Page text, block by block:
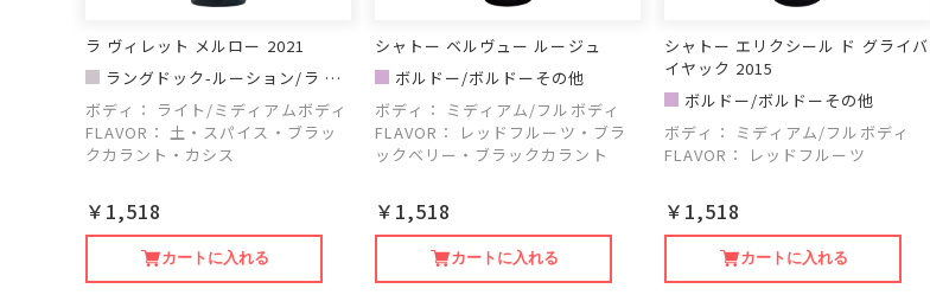
ラ ヴィレット メルロー 2021
ラングドック-ルーション/ラ ヴ
ィレット
ボディ：
ライト/ミディアムボディ
FLAVOR： 土・スパイス・ブラッ
クカラント・カシス
￥1,518
カートに入れる
シャトー ベルヴュー ルージュ
ボルドー/ボルドーその他
ボディ：
ミディアム/フルボディ
FLAVOR：
レッドフルーツ・ブラ
ックベリー・ブラックカラント
￥1,518
カートに入れる
シャトー エリクシール ド グライバ
イヤック 2015
ボルドー/ボルドーその他
ボディ：
ミディアム/フルボディ
FLAVOR：
レッドフルーツ
￥1,518
カートに入れる